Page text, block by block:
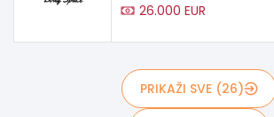
26.000 EUR
PRIKAŽI SVE (26)